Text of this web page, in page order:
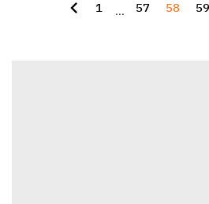
chevron_left 1 ... 57 58 59